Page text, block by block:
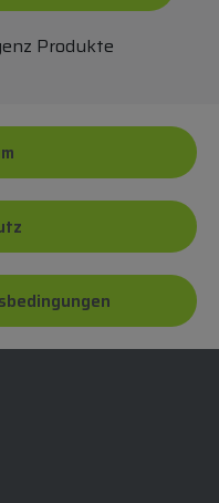
Produkte